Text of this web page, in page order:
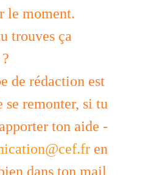
le moment.
trouves ça
de rédaction est
se remonter, si tu
ton aide -
en
dans ton mail